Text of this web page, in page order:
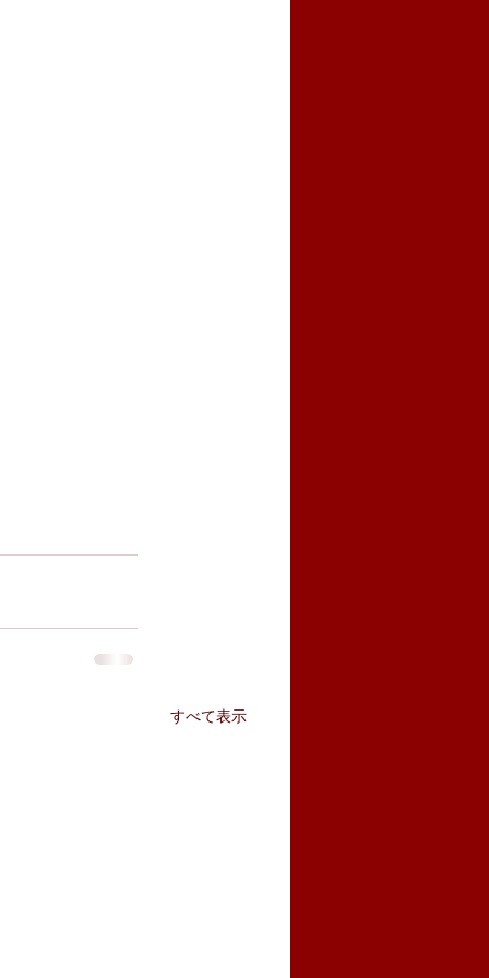
すべて表示